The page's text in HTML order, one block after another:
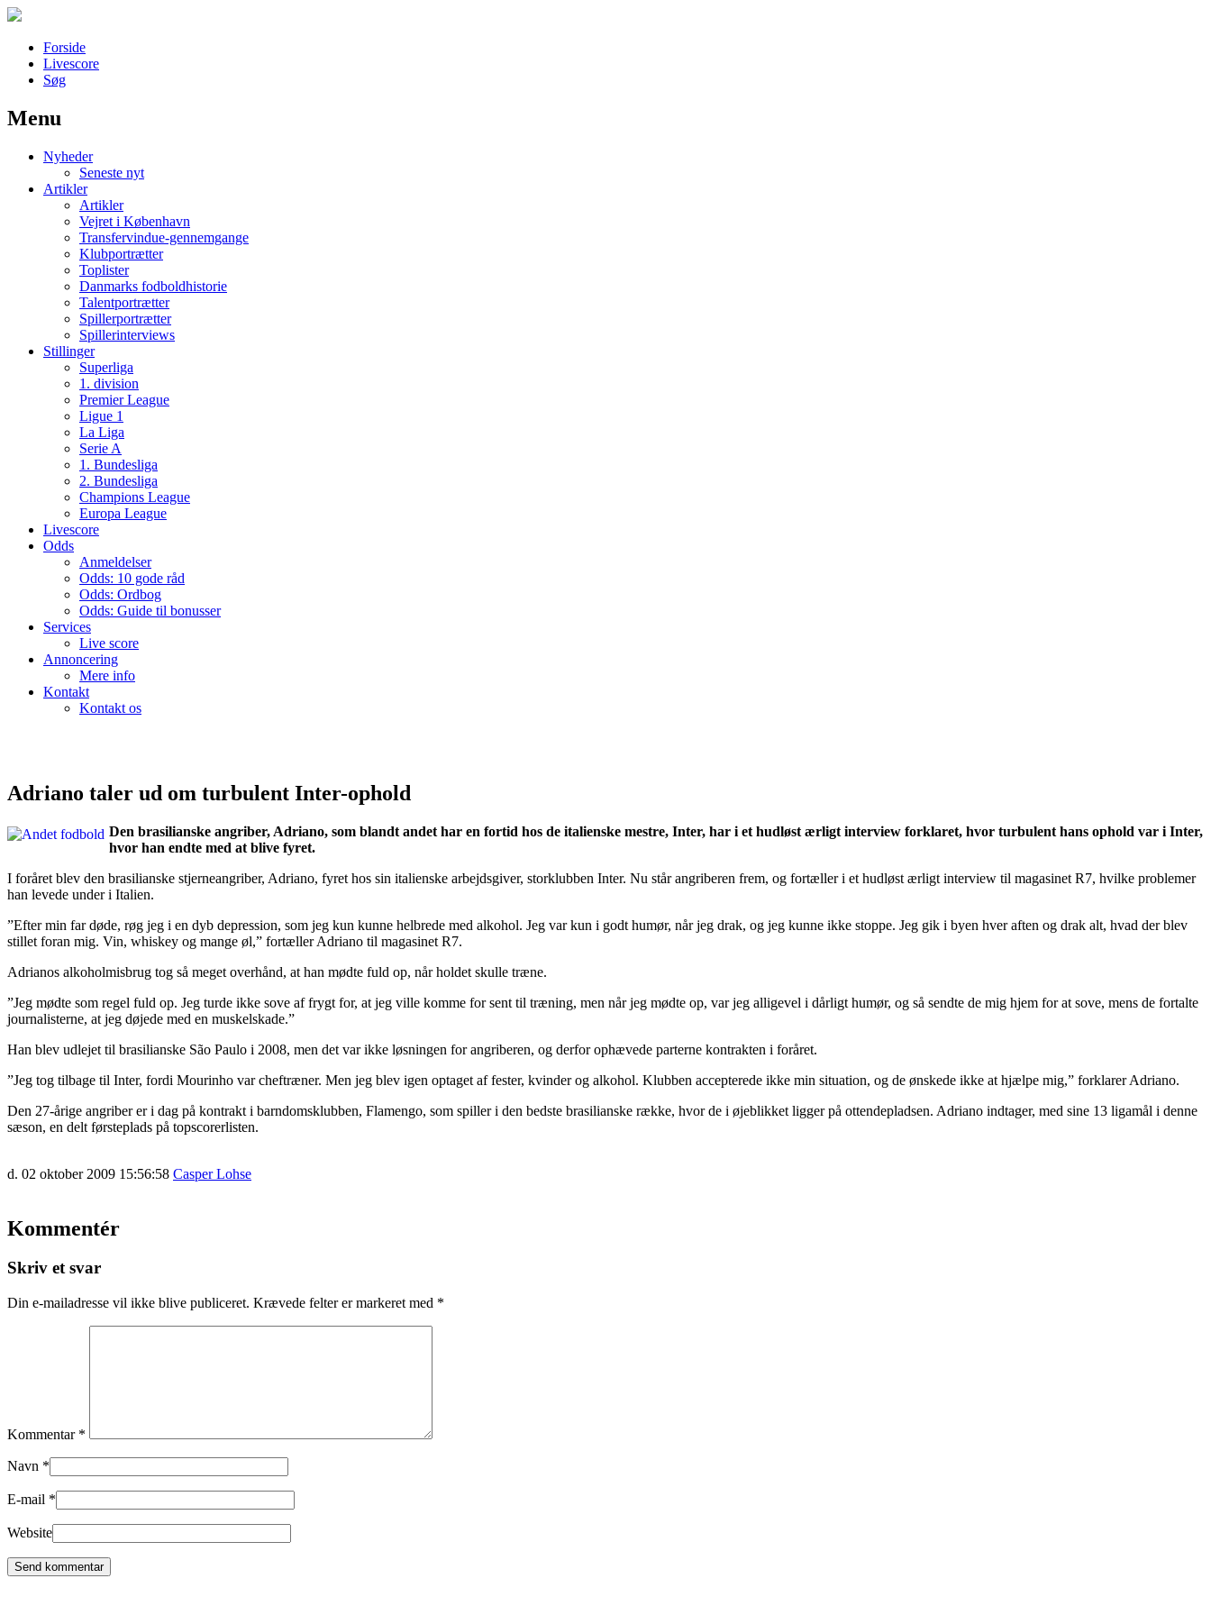
Forside
Livescore
Søg
Наши партнеры
лучшие займы
Menu
Nyheder
Seneste nyt
Artikler
Artikler
Vejret i København
Transfervindue-gennemgange
Klubportrætter
Toplister
Danmarks fodboldhistorie
Talentportrætter
Spillerportrætter
Spillerinterviews
Stillinger
Superliga
1. division
Premier League
Ligue 1
La Liga
Serie A
1. Bundesliga
2. Bundesliga
Champions League
Europa League
Livescore
Odds
Anmeldelser
Odds: 10 gode råd
Odds: Ordbog
Odds: Guide til bonusser
Services
Live score
Annoncering
Mere info
Kontakt
Kontakt os
Adriano taler ud om turbulent Inter-ophold
Den brasilianske angriber, Adriano, som blandt andet har en fortid hos de italienske mestre, Inter, har i et hudløst ærligt interview forklaret, hvor turbulent hans ophold var i Inter,
hvor han endte med at blive fyret.
I foråret blev den brasilianske stjerneangriber, Adriano, fyret hos sin italienske arbejdsgiver, storklubben Inter. Nu står angriberen frem, og fortæller i et hudløst ærligt interview til magasinet R7, hvilke problemer
han levede under i Italien.
”Efter min far døde, røg jeg i en dyb depression, som jeg kun kunne helbrede med alkohol. Jeg var kun i godt humør, når jeg drak, og jeg kunne ikke stoppe. Jeg gik i byen hver aften og drak alt, hvad der blev
stillet foran mig. Vin, whiskey og mange øl,” fortæller Adriano til magasinet R7.
Adrianos alkoholmisbrug tog så meget overhånd, at han mødte fuld op, når holdet skulle træne.
”Jeg mødte som regel fuld op. Jeg turde ikke sove af frygt for, at jeg ville komme for sent til træning, men når jeg mødte op, var jeg alligevel i dårligt humør, og så sendte de mig hjem for at sove, mens de fortalte
journalisterne, at jeg døjede med en muskelskade.”
Han blev udlejet til brasilianske São Paulo i 2008, men det var ikke løsningen for angriberen, og derfor ophævede parterne kontrakten i foråret.
”Jeg tog tilbage til Inter, fordi Mourinho var cheftræner. Men jeg blev igen optaget af fester, kvinder og alkohol. Klubben accepterede ikke min situation, og de ønskede ikke at hjælpe mig,” forklarer Adriano.
Den 27-årige angriber er i dag på kontrakt i barndomsklubben, Flamengo, som spiller i den bedste brasilianske række, hvor de i øjeblikket ligger på ottendepladsen. Adriano indtager, med sine 13 ligamål i denne
sæson, en delt førsteplads på topscorerlisten.
d. 02 oktober 2009 15:56:58 Casper Lohse
Kommentér
Skriv et svar
Din e-mailadresse vil ikke blive publiceret. Krævede felter er markeret med *
Kommentar *
Navn *
E-mail *
Website